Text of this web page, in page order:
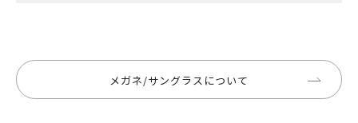
メガネ/サングラスについて